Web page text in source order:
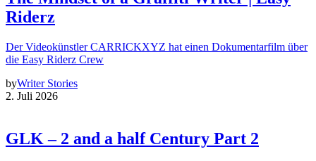
Riderz
Der Videokünstler CARRICKXYZ hat einen Dokumentarfilm über
die Easy Riderz Crew
byWriter Stories
2. Juli 2026
GLK – 2 and a half Century Part 2